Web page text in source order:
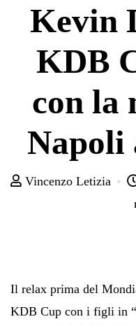
Kevin
KDB
con la
Napoli
Vincenzo Letizia
Il relax prima del
KDB Cup con i figli in